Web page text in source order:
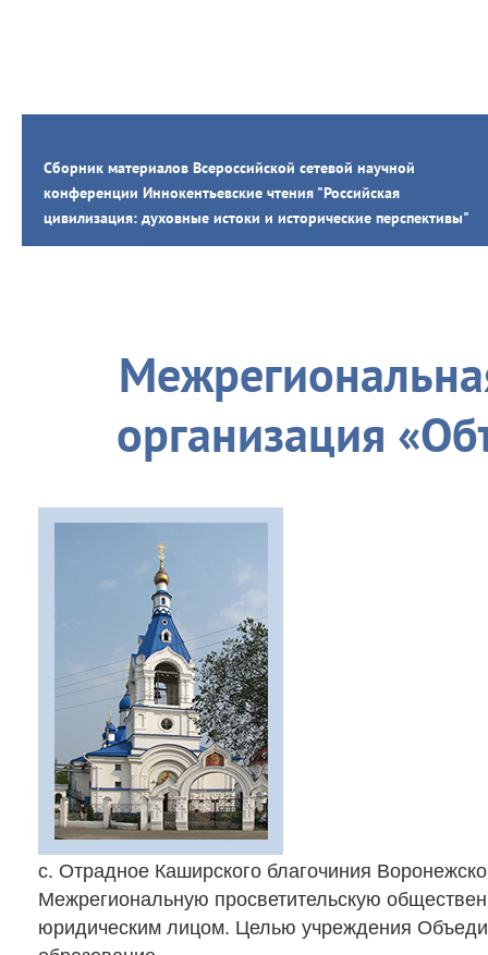
Сборник материалов Всероссийской сетевой научной
конференции Иннокентьевские чтения "Российская
цивилизация: духовные истоки и исторические перспективы"
организация
с. Отрадное Каширского благочиния
Межрегиональную просветительскую
юридическим лицом. Целью учреждения